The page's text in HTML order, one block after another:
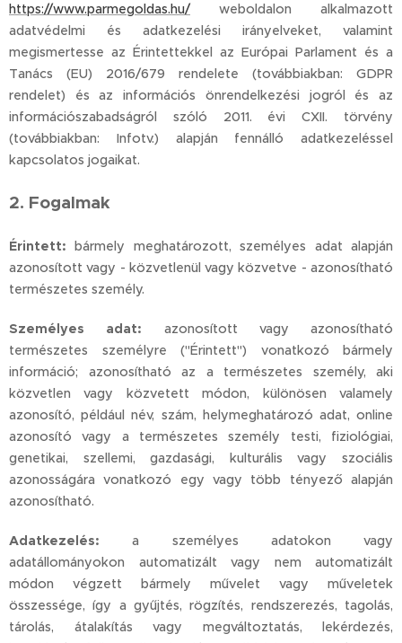
https://www.parmegoldas.hu/weboldalon alkalmazott
adatvédelmi és adatkezelési irányelveket, valamint
megismertesse az Érintettekkel az Európai Parlament és a
Tanács (EU) 2016/679 rendelete (továbbiakban: GDPR
rendelet) és az információs önrendelkezési jogról és az
információszabadságról szóló 2011. évi CXII. törvény
(továbbiakban: Infotv.) alapján fennálló adatkezeléssel
kapcsolatos jogaikat.
2. Fogalmak
Érintett: bármely meghatározott, személyes adat alapján
azonosított vagy - közvetlenül vagy közvetve - azonosítható
természetes személy.
Személyes adat: azonosított vagy azonosítható
természetes személyre ("Érintett") vonatkozó bármely
információ; azonosítható az a természetes személy, aki
közvetlen vagy közvetett módon, különösen valamely
azonosító, például név, szám, helymeghatározó adat, online
azonosító vagy a természetes személy testi, fiziológiai,
genetikai, szellemi, gazdasági, kulturális vagy szociális
azonosságára vonatkozó egy vagy több tényező alapján
azonosítható.
Adatkezelés: a személyes adatokon vagy
adatállományokon automatizált vagy nem automatizált
módon végzett bármely művelet vagy műveletek
összessége, így a gyűjtés, rögzítés, rendszerezés, tagolás,
tárolás, átalakítás vagy megváltoztatás, lekérdezés,